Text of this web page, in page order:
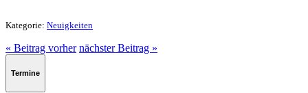
Kategorie: Neuigkeiten
« Beitrag vorher nächster Beitrag »
Termine